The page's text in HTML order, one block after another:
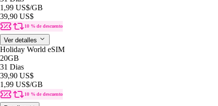
1,99 US$/GB
39,90 US$
10 % de descuento
Ver detalles
Holiday World eSIM
20GB
31 Dias
39,90 US$
1,99 US$/GB
10 % de descuento